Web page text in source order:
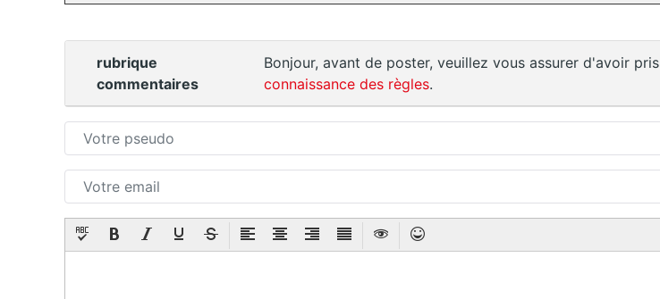
rubrique
commentaires
Bonjour, avant de poster, veuillez vous assurer d'avoir pris
connaissance des règles.